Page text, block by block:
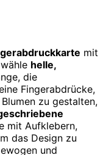
mit
helle,
die
Fingerabdrücke,
zu gestalten,
mit Aufklebern,
das Design zu
und